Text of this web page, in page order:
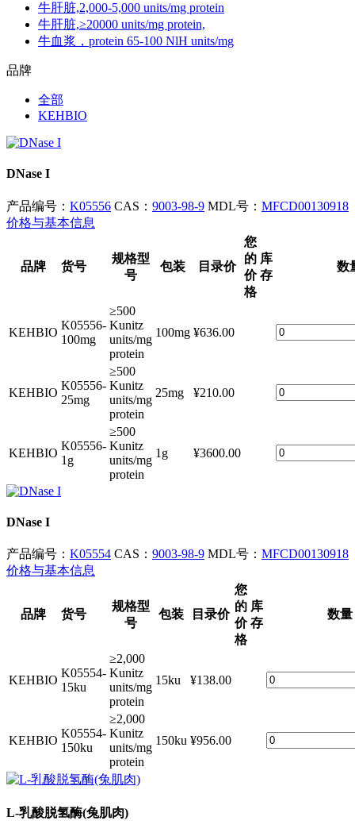
牛肝脏,2,000-5,000 units/mg protein
牛肝脏,≥20000 units/mg protein,
牛血浆，protein 65-100 NlH units/mg
品牌
全部
KEHBIO
DNase I
产品编号： K05556 CAS： 9003-98-9 MDL号： MFCD00130918
价格与基本信息
品牌 货号
规格型
号
包装 目录价
您
的
价
格
库
存
数
KEHBIO
K05556-
100mg
≥500
Kunitz
units/mg
protein
100mg ¥636.00
KEHBIO
K05556-
25mg
≥500
Kunitz
units/mg
protein
25mg ¥210.00
KEHBIO
K05556-
1g
≥500
Kunitz
units/mg
protein
1g ¥3600.00
DNase I
产品编号： K05554 CAS： 9003-98-9 MDL号： MFCD00130918
价格与基本信息
品牌 货号
规格型
号
包装 目录价
您
的
价
格
库
存
数量
KEHBIO
K05554-
15ku
≥2,000
Kunitz
units/mg
protein
15ku ¥138.00
KEHBIO
K05554-
150ku
≥2,000
Kunitz
units/mg
protein
150ku ¥956.00
L-乳酸脱氢酶(兔肌肉)